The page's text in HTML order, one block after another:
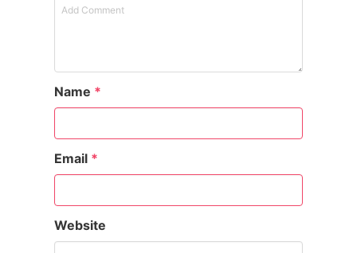
Name *
Email *
Website